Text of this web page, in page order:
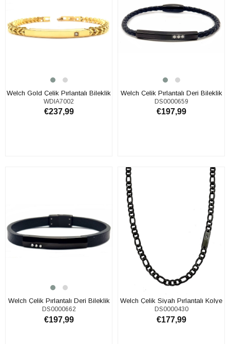
Welch Gold Çelik Pırlantalı Bileklik
WDIA7002
€237,99
Welch Çelik Pırlantalı Deri Bileklik
DS0000659
€197,99
Welch Çelik Pırlantalı Deri Bileklik
DS0000662
€197,99
Welch Çelik Siyah Pırlantalı Kolye
DS0000430
€177,99